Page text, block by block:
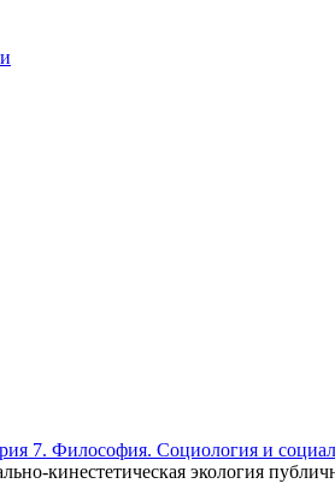
7. Философия. Социология и
кинестетическая экология